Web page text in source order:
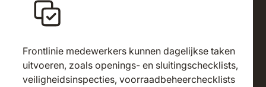
Frontlinie medewerkers kunnen dagelijkse taken
uitvoeren, zoals openings- en sluitingschecklists,
veiligheidsinspecties, voorraadbeheerchecklists